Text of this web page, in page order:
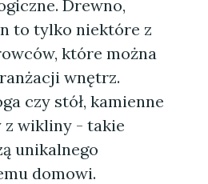
Drewno,
to tylko niektóre z
które można
wnętrz.
czy stół, kamienne
z wikliny - takie
unikalnego
domowi.